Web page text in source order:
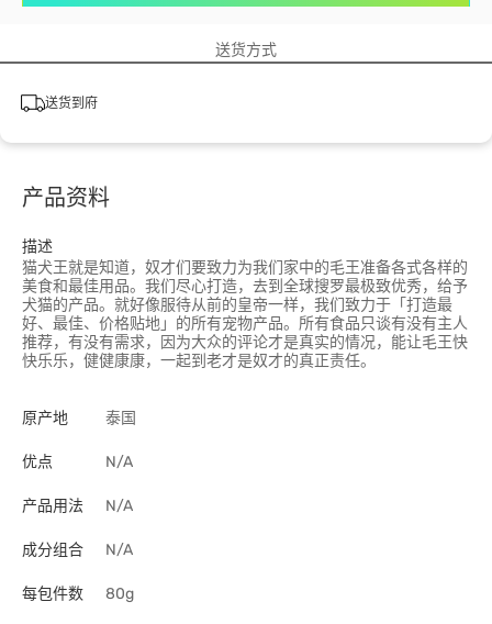
送货方式
送货到府
产品资料
描述
猫犬王就是知道，奴才们要致力为我们家中的毛王准备各式各样的
美食和最佳用品。我们尽心打造，去到全球搜罗最极致优秀，给予
犬猫的产品。就好像服待从前的皇帝一样，我们致力于「打造最
好、最佳、价格贴地」的所有宠物产品。所有食品只谈有没有主人
推荐，有没有需求，因为大众的评论才是真实的情况，能让毛王快
快乐乐，健健康康，一起到老才是奴才的真正责任。
原产地 泰国
优点 N/A
产品用法 N/A
成分组合 N/A
每包件数 80g